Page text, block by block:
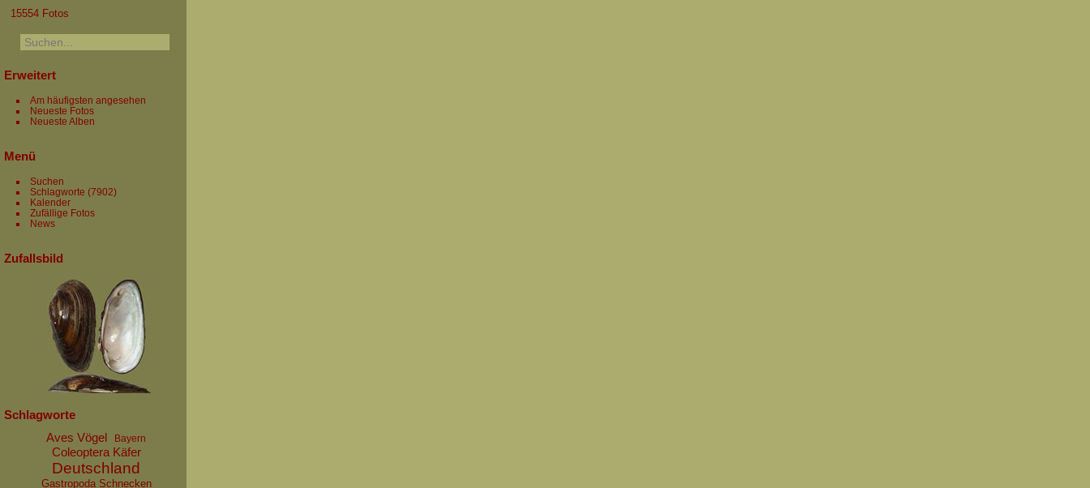
15554 Fotos
Erweitert
Am häufigsten angesehen
Neueste Fotos
Neueste Alben
Menü
Suchen
Schlagworte (7902)
Kalender
Zufällige Fotos
News
Zufallsbild
Schlagworte
Aves Vögel
Bayern
Coleoptera Käfer
Deutschland
Gastropoda Schnecken